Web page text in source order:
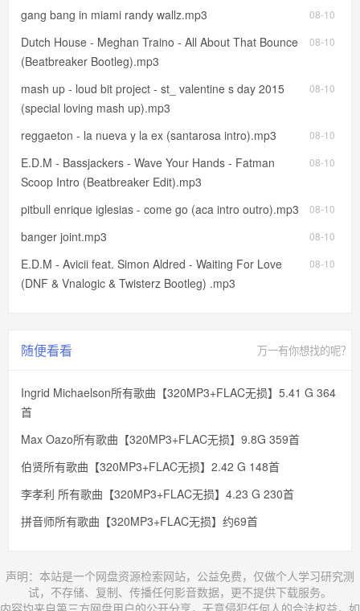
08-10
gang bang in miami randy wallz.mp3
08-10
Dutch House - Meghan Traino - All About That Bounce
(Beatbreaker Bootleg).mp3
08-10
mash up - loud bit project - st_ valentine s day 2015
(special loving mash up).mp3
08-10
reggaeton - la nueva y la ex (santarosa intro).mp3
08-10
E.D.M - Bassjackers - Wave Your Hands - Fatman
Scoop Intro (Beatbreaker Edit).mp3
08-10
pitbull enrique iglesias - come go (aca intro outro).mp3
08-10
banger joint.mp3
08-10
E.D.M - Avicii feat. Simon Aldred - Waiting For Love
(DNF & Vnalogic & Twisterz Bootleg) .mp3
随便看看 万一有你想找的呢？
Ingrid Michaelson所有歌曲【320MP3+FLAC无损】5.41 G 364
首
Max Oazo所有歌曲【320MP3+FLAC无损】9.8G 359首
伯贤所有歌曲【320MP3+FLAC无损】2.42 G 148首
李孝利 所有歌曲【320MP3+FLAC无损】4.23 G 230首
拼音师所有歌曲【320MP3+FLAC无损】约69首
声明：本站是一个网盘资源检索网站，公益免费，仅做个人学习研究测
试，不存储、复制、传播任何影音数据，更不提供下载服务。
内容均来自第三方网盘用户的公开分享，无意侵犯任何人的合法权益，如